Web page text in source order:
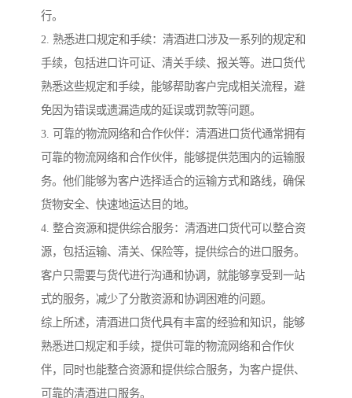
行。
2. 熟悉进口规定和手续：清酒进口涉及一系列的规定和
手续，包括进口许可证、清关手续、报关等。进口货代
熟悉这些规定和手续，能够帮助客户完成相关流程，避
免因为错误或遗漏造成的延误或罚款等问题。
3. 可靠的物流网络和合作伙伴：清酒进口货代通常拥有
可靠的物流网络和合作伙伴，能够提供范围内的运输服
务。他们能够为客户选择适合的运输方式和路线，确保
货物安全、快速地运达目的地。
4. 整合资源和提供综合服务：清酒进口货代可以整合资
源，包括运输、清关、保险等，提供综合的进口服务。
客户只需要与货代进行沟通和协调，就能够享受到一站
式的服务，减少了分散资源和协调困难的问题。
综上所述，清酒进口货代具有丰富的经验和知识，能够
熟悉进口规定和手续，提供可靠的物流网络和合作伙
伴，同时也能整合资源和提供综合服务，为客户提供、
可靠的清酒进口服务。